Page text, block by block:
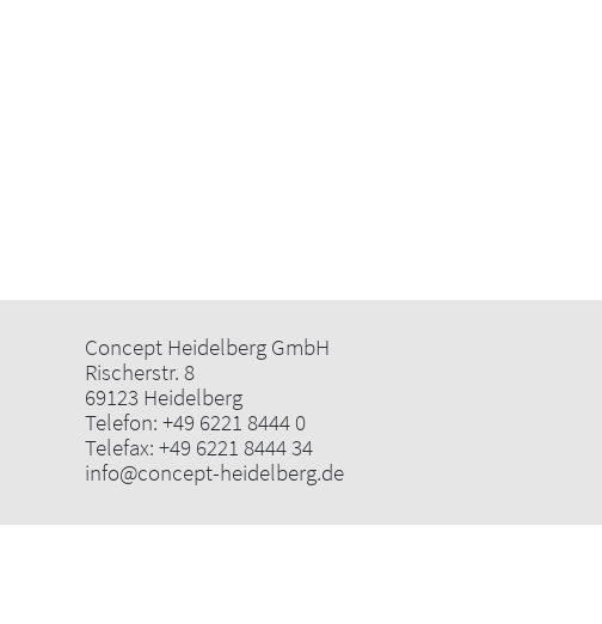
Concept Heidelberg GmbH
Rischerstr. 8
69123 Heidelberg
Telefon: +49 6221 8444 0
Telefax: +49 6221 8444 34
info@concept-heidelberg.de